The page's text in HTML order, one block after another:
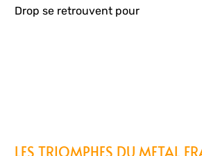
Drop se retrouvent pour
LES TRIOMPHES DU METAL